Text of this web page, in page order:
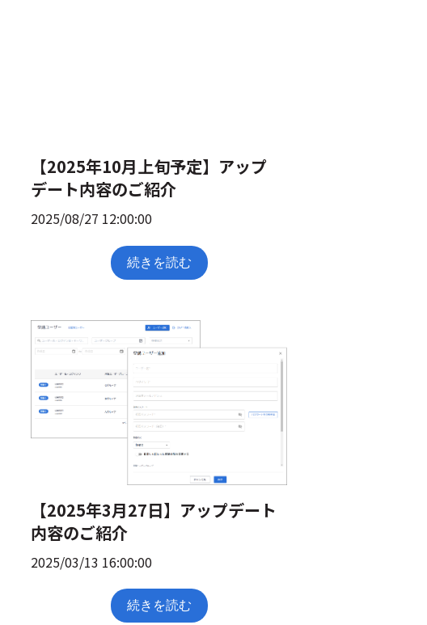
【2025年10月上旬予定】アップ
デート内容のご紹介
2025/08/27 12:00:00
続きを読む
【2025年3月27日】アップデート
内容のご紹介
2025/03/13 16:00:00
続きを読む